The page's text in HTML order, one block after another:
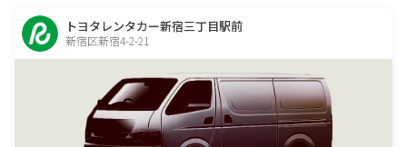
トヨタレンタカー新宿三丁目駅前
新宿区新宿4-2-21